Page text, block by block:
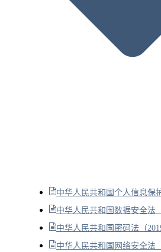
中华人民共和国个人信息保
中华人民共和国数据安全法（
中华人民共和国密码法（
中华人民共和国网络安全法（